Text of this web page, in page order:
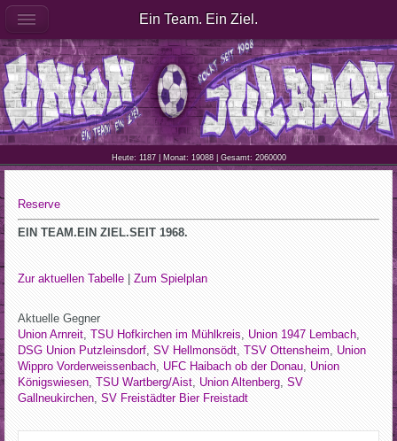
Heute: 1187 | Monat: 19088 | Gesamt: 2060000
Reserve
EIN TEAM.EIN ZIEL.SEIT 1968.
Zur aktuellen Tabelle Zum Spielplan
Aktuelle Gegner
Union Arnreit TSU Hofkirchen im Mühlkreis Union 1947 Lembach
DSG Union Putzleinsdorf SV Hellmonsödt TSV Ottensheim
Union
Wippro Vorderweissenbach UFC Haibach ob der Donau Union
Königswiesen TSU Wartberg/Aist Union Altenberg SV
Gallneukirchen SV Freistädter Bier Freistadt
Ein Team. Ein Ziel.